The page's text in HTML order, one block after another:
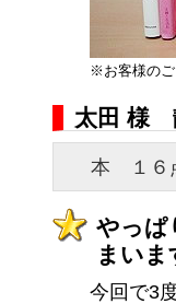
※お客様のご
太田 様
本 １
やっぱ
まいま
今回で3